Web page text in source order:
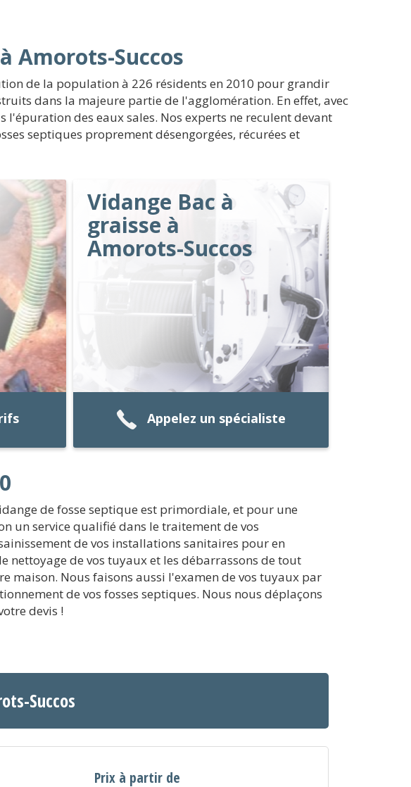
Amorots-Succos
de la population à 226 résidents en 2010 pour grandir
dans la majeure partie de l'agglomération. En effet, avec
des eaux sales. Nos experts ne reculent devant
septiques proprement désengorgées, récurées et
Vidange Bac à
graisse à
Amorots-Succos
Appelez un spécialiste
de fosse septique est primordiale, et pour une
un service qualifié dans le traitement de vos
de vos installations sanitaires pour en
nettoyage de vos tuyaux et les débarrassons de tout
Nous faisons aussi l'examen de vos tuyaux par
de vos fosses septiques. Nous nous déplaçons
devis !
Succos
Prix à partir de